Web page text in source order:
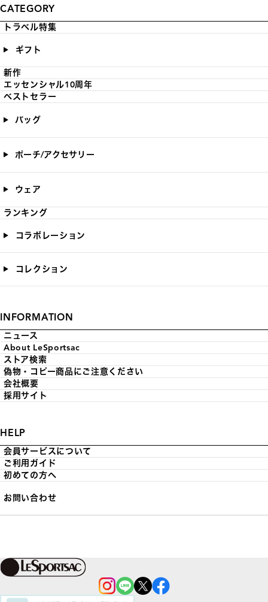
CATEGORY
トラベル特集
ギフト
新作
エッセンシャル10周年
ベストセラー
バッグ
ポーチ/アクセサリー
ウェア
ランキング
コラボレーション
コレクション
INFORMATION
ニュース
About LeSportsac
ストア検索
偽物・コピー商品にご注意ください
会社概要
採用サイト
HELP
会員サービスについて
ご利用ガイド
初めての方へ
お問い合わせ